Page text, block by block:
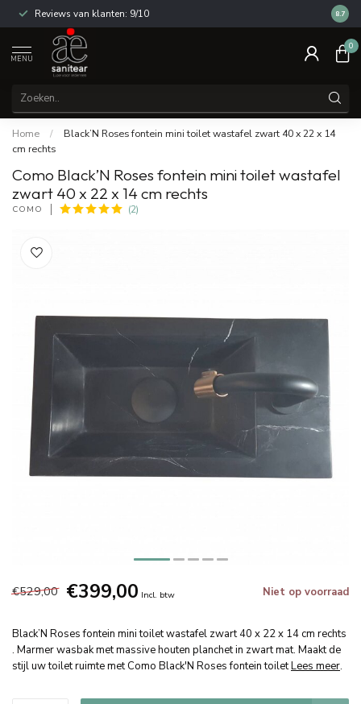
Reviews van klanten: 9/10 14
8.7
MENU
0
Home /
Black’N Roses fontein mini toilet wastafel zwart 40 x 22 x 14
cm rechts
Como Black’N Roses fontein mini toilet wastafel
zwart 40 x 22 x 14 cm rechts
COMO (2)
€529,00 €399,00 Incl. btw Niet op voorraad
Black’N Roses fontein mini toilet wastafel zwart 40 x 22 x 14 cm rechts
. Marmer wasbak met massive houten planchet in zwart mat. Maakt de
stijl uw toilet ruimte met Como Black'N Roses fontein toiletLees meer.